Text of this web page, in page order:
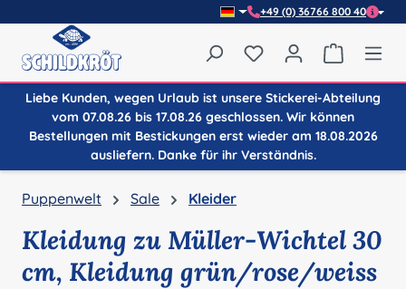
+49 (0) 36766 800 40
Du hast 0 Produkte
Liebe Kunden, wegen Urlaub ist unsere Stickerei-Abteilung
vom 07.08.26 bis 17.08.26 geschlossen. Wir können
Bestellungen mit Bestickungen erst wieder am 18.08.2026
ausliefern. Danke für ihr Verständnis.
Puppenwelt Sale Kleider
Kleidung zu Müller-Wichtel 30
cm, Kleidung grün/rose/weiss